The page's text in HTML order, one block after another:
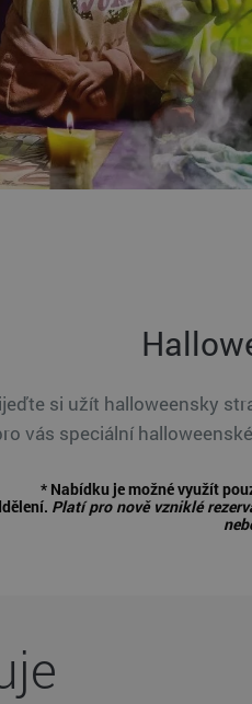
si užít halloweensky
vás speciální
* Nabídku je možné využít
Platí pro nově vzniklé